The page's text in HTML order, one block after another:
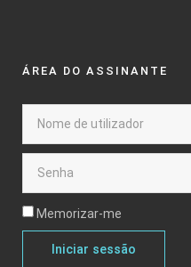
ÁREA DO ASSINANTE
Memorizar-me
Iniciar sessão